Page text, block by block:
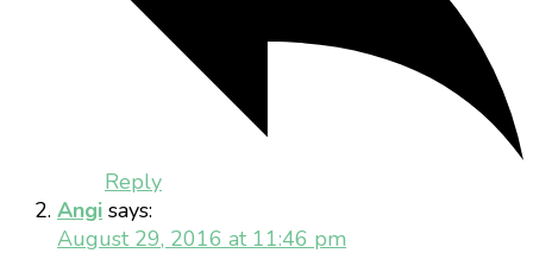
Reply
Angi says:
August 29, 2016 at 11:46 pm